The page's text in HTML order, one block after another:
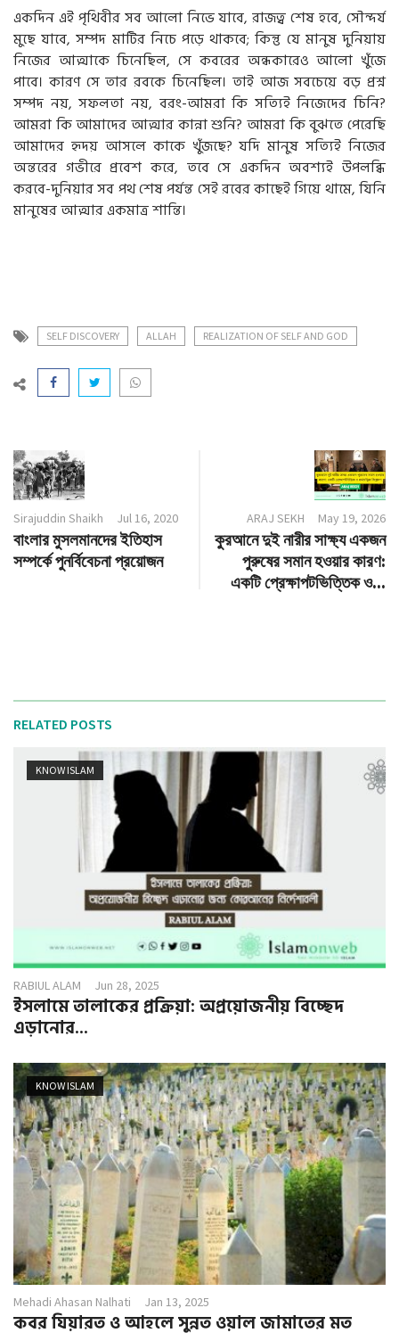
একদিন এই পৃথিবীর সব আলো নিভে যাবে, রাজত্ব শেষ হবে, সৌন্দর্য
মুছে যাবে, সম্পদ মাটির নিচে পড়ে থাকবে; কিন্তু যে মানুষ দুনিয়ায়
নিজের আত্মাকে চিনেছিল, সে কবরের অন্ধকারেও আলো খুঁজে
পাবে। কারণ সে তার রবকে চিনেছিল। তাই আজ সবচেয়ে বড় প্রশ্ন
সম্পদ নয়, সফলতা নয়, বরং-আমরা কি সত্যিই নিজেদের চিনি?
আমরা কি আমাদের আত্মার কান্না শুনি? আমরা কি বুঝতে পেরেছি
আমাদের হৃদয় আসলে কাকে খুঁজছে? যদি মানুষ সত্যিই নিজের
অন্তরের গভীরে প্রবেশ করে, তবে সে একদিন অবশ্যই উপলব্ধি
করবে-দুনিয়ার সব পথ শেষ পর্যন্ত সেই রবের কাছেই গিয়ে থামে, যিনি
মানুষের আত্মার একমাত্র শান্তি।
SELF DISCOVERY ALLAH REALIZATION OF SELF AND GOD
Sirajuddin Shaikh Jul 16, 2020
বাংলার মুসলমানদের ইতিহাস
সম্পর্কে পুনর্বিবেচনা প্রয়োজন
ARAJ SEKH May 19, 2026
কুরআনে দুই নারীর সাক্ষ্য একজন
পুরুষের সমান হওয়ার কারণ:
একটি প্রেক্ষাপটভিত্তিক ও...
RELATED POSTS
KNOW ISLAM
RABIUL ALAM Jun 28, 2025
ইসলামে তালাকের প্রক্রিয়া: অপ্রয়োজনীয় বিচ্ছেদ
এড়ানোর...
KNOW ISLAM
Mehadi Ahasan Nalhati Jan 13, 2025
কবর যিয়ারত ও আহলে সুন্নত ওয়াল জামাতের মত